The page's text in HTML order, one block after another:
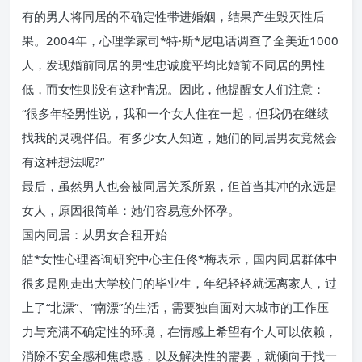
有的男人将同居的不确定性带进婚姻，结果产生毁灭性后
果。2004年，心理学家司*特·斯*尼电话调查了全美近1000
人，发现婚前同居的男性忠诚度平均比婚前不同居的男性
低，而女性则没有这种情况。因此，他提醒女人们注意：
“很多年轻男性说，我和一个女人住在一起，但我仍在继续
找我的灵魂伴侣。有多少女人知道，她们的同居男友竟然会
有这种想法呢?”
最后，虽然男人也会被同居关系所累，但首当其冲的永远是
女人，原因很简单：她们容易意外怀孕。
国内同居：从男女合租开始
皓*女性心理咨询研究中心主任佟*梅表示，国内同居群体中
很多是刚走出大学校门的毕业生，年纪轻轻就远离家人，过
上了“北漂”、“南漂”的生活，需要独自面对大城市的工作压
力与充满不确定性的环境，在情感上希望有个人可以依赖，
消除不安全感和焦虑感，以及解决性的需要，就倾向于找一